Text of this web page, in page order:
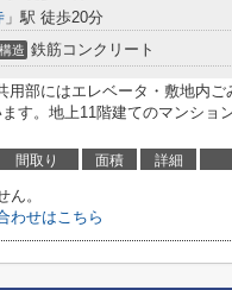
」駅 徒歩20分
構造 鉄筋コンクリート
用部にはエレベータ・敷地内ご
す。地上11階建てのマンショ
間取り 面積 詳細
。
わせはこちら